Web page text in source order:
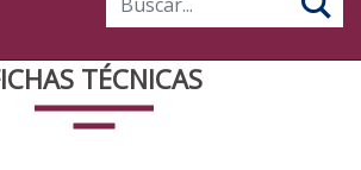
TÉCNICAS